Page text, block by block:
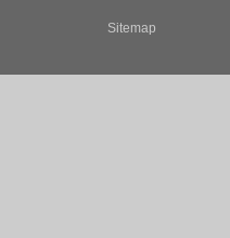
Sitemap